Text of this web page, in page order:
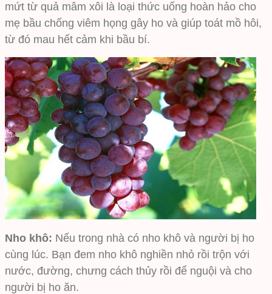
mứt từ quả mâm xôi là loại thức uống hoàn hảo cho
mẹ bầu chống viêm họng gây ho và giúp toát mồ hôi,
từ đó mau hết cảm khi bầu bí.
Nho khô: Nếu trong nhà có nho khô và người bị ho
cùng lúc. Bạn đem nho khô nghiền nhỏ rồi trộn với
nước, đường, chưng cách thủy rồi để nguội và cho
người bị ho ăn.